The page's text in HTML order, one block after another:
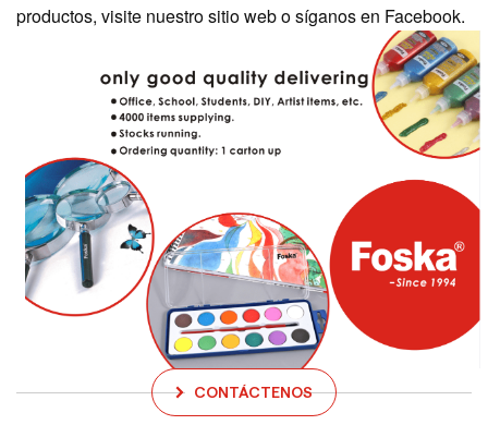
productos, visite nuestro sitio web o síganos en Facebook.
CONTÁCTENOS